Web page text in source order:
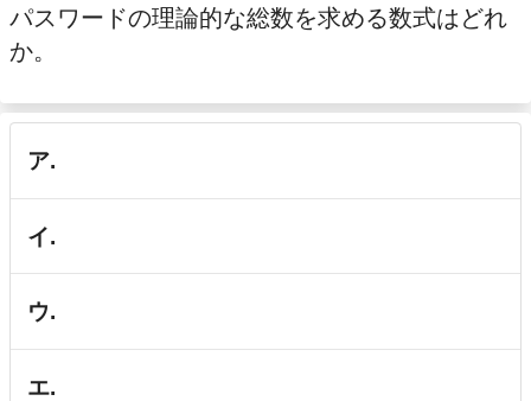
パスワードの理論的な総数を求める数式はどれ
か。
ア.
イ.
ウ.
エ.